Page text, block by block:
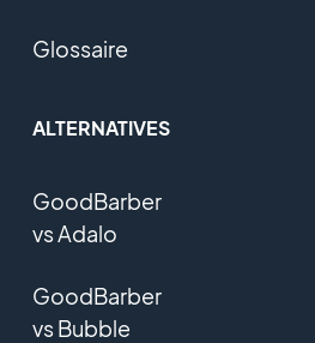
Glossaire
ALTERNATIVES
GoodBarber
vs Adalo
GoodBarber
vs Bubble